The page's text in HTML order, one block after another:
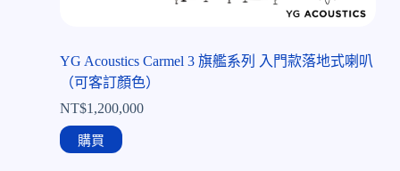
YG Acoustics Carmel 3 旗艦系列 入門款落地式喇叭
（可客訂顏色）
NT$1,200,000
購買